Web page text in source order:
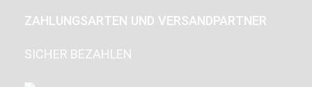
ZAHLUNGSARTEN UND VERSANDPARTNER
SICHER BEZAHLEN